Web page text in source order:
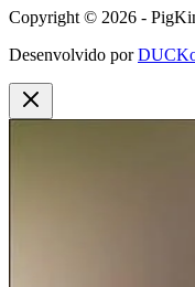
Copyright © 2026 -
Desenvolvido por